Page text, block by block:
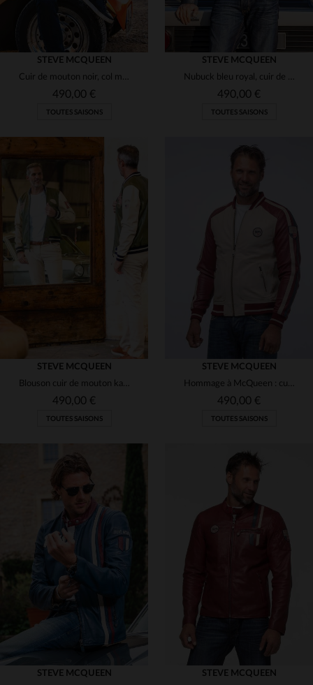
STEVE MCQUEEN
Cuir de mouton noir, col motard et esprit racing intemporel.
490,00 €
TOUTES SAISONS
TAILLES DISPONIBLES
STEVE MCQUEEN
Nubuck bleu royal, cuir de mouton motard au style racing intemporel.
490,00 €
TOUTES SAISONS
TAILLES DISPONIBLES
STEVE MCQUEEN
Blouson cuir de mouton kaki, léger, inspiré par Steve McQueen.
490,00 €
TOUTES SAISONS
TAILLES DISPONIBLES
STEVE MCQUEEN
Hommage à McQueen : cuir de mouton rouge foncé. Souple, coupe regular.
490,00 €
TOUTES SAISONS
STEVE MCQUEEN
STEVE MCQUEEN